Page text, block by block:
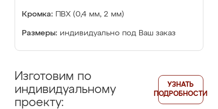
Кромка: ПВХ (0,4 мм, 2 мм)
Размеры: индивидуально под Ваш заказ
Изготовим по
индивидуальному
проекту:
УЗНАТЬ
ПОДРОБНОСТИ